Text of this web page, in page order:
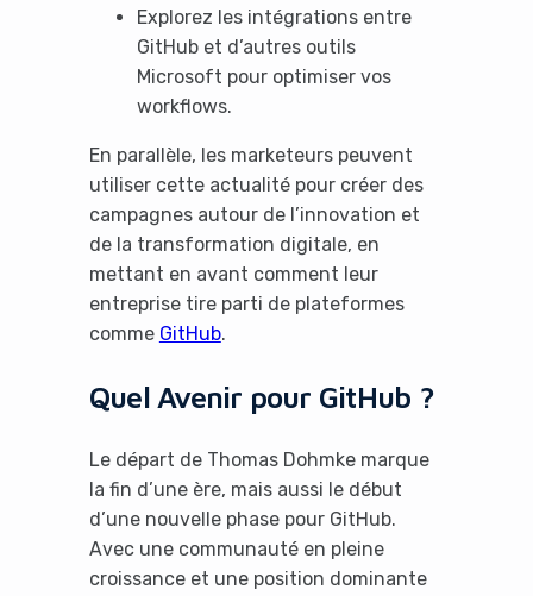
Explorez les intégrations entre
GitHub et d’autres outils
Microsoft pour optimiser vos
workflows.
En parallèle, les marketeurs peuvent
utiliser cette actualité pour créer des
campagnes autour de l’innovation et
de la transformation digitale, en
mettant en avant comment leur
entreprise tire parti de plateformes
comme GitHub.
Quel Avenir pour GitHub ?
Le départ de Thomas Dohmke marque
la fin d’une ère, mais aussi le début
d’une nouvelle phase pour GitHub.
Avec une communauté en pleine
croissance et une position dominante